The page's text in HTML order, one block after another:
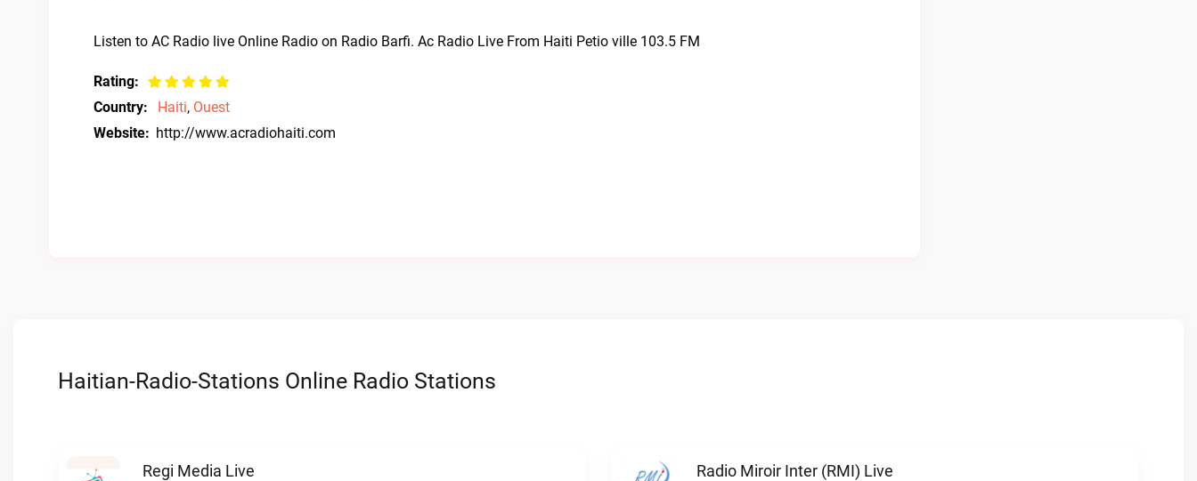
Listen to AC Radio live Online Radio on Radio Barfi. Ac Radio Live From Haiti Petio ville 103.5 FM
Rating:
Country:
Haiti, Ouest
Website: http://www.acradiohaiti.com
Haitian-Radio-Stations Online Radio Stations
Regi Media Live Radio Miroir Inter (RMI) Live